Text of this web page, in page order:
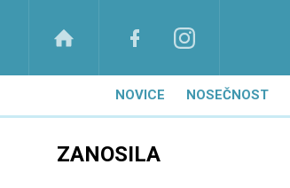
NOVICE NOSEČNOST
ZANOSILA